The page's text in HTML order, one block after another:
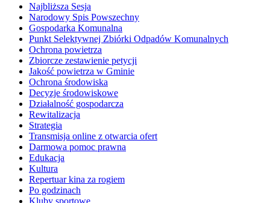
Najbliższa Sesja
Narodowy Spis Powszechny
Gospodarka Komunalna
Punkt Selektywnej Zbiórki Odpadów Komunalnych
Ochrona powietrza
Zbiorcze zestawienie petycji
Jakość powietrza w Gminie
Ochrona środowiska
Decyzje środowiskowe
Działalność gospodarcza
Rewitalizacja
Strategia
Transmisja online z otwarcia ofert
Darmowa pomoc prawna
Edukacja
Kultura
Repertuar kina za rogiem
Po godzinach
Kluby sportowe